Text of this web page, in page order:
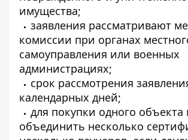
имущества;
заявления рассматривают
комиссии при органах
самоуправления или военных
администрациях;
срок рассмотрения
календарных дней;
для покупки одного
объединить несколько